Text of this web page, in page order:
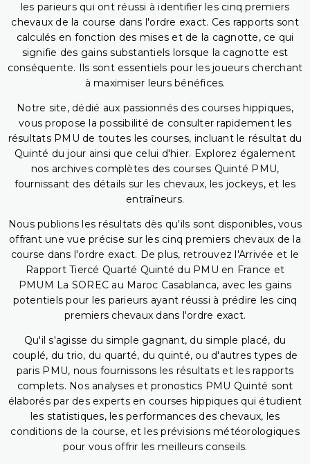
les parieurs qui ont réussi à identifier les cinq premiers
chevaux de la course dans l'ordre exact. Ces rapports sont
calculés en fonction des mises et de la cagnotte, ce qui
signifie des gains substantiels lorsque la cagnotte est
conséquente. Ils sont essentiels pour les joueurs cherchant
à maximiser leurs bénéfices.
Notre site, dédié aux passionnés des courses hippiques,
vous propose la possibilité de consulter rapidement les
résultats PMU de toutes les courses, incluant le résultat du
Quinté du jour ainsi que celui d'hier. Explorez également
nos archives complètes des courses Quinté PMU,
fournissant des détails sur les chevaux, les jockeys, et les
entraîneurs.
Nous publions les résultats dès qu'ils sont disponibles, vous
offrant une vue précise sur les cinq premiers chevaux de la
course dans l'ordre exact. De plus, retrouvez l'Arrivée et le
Rapport Tiercé Quarté Quinté du PMU en France et
PMUM La SOREC au Maroc Casablanca, avec les gains
potentiels pour les parieurs ayant réussi à prédire les cinq
premiers chevaux dans l'ordre exact.
Qu'il s'agisse du simple gagnant, du simple placé, du
couplé, du trio, du quarté, du quinté, ou d'autres types de
paris PMU, nous fournissons les résultats et les rapports
complets. Nos analyses et pronostics PMU Quinté sont
élaborés par des experts en courses hippiques qui étudient
les statistiques, les performances des chevaux, les
conditions de la course, et les prévisions météorologiques
pour vous offrir les meilleurs conseils.